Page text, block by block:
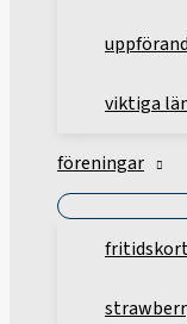
viktiga
föreningar